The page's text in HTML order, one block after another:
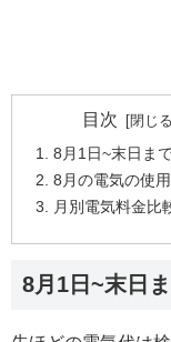
目次
8月1日~末日ま
8月の電気の使
月別電気料金比
8月1日~末日